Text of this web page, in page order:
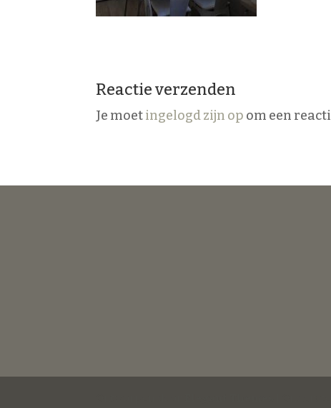
Reactie verzenden
Je moetingelogd zijn op om een